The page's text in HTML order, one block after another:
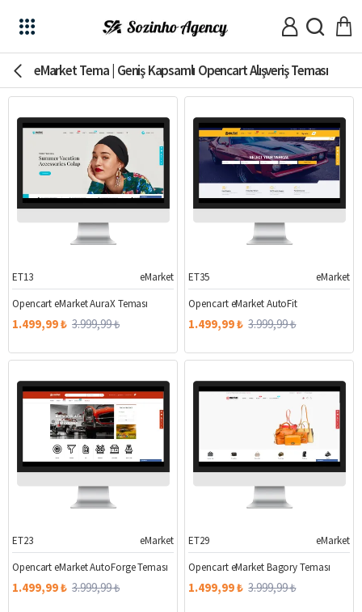
eMarket Tema | Geniş Kapsamlı Opencart Alışveriş Teması
%63
ET13
eMarket
Opencart eMarket AuraX Teması
1.499,99 ₺ 3.999,99 ₺
%63
ET35
eMarket
Opencart eMarket AutoFit
1.499,99 ₺ 3.999,99 ₺
%63
ET23
eMarket
Opencart eMarket AutoForge Teması
1.499,99 ₺ 3.999,99 ₺
%63
ET29
eMarket
Opencart eMarket Bagory Teması
1.499,99 ₺ 3.999,99 ₺